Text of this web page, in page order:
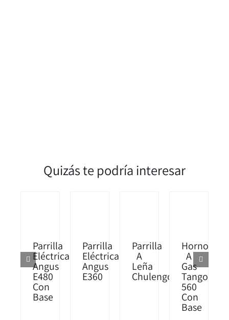
Quizás te podría interesar
Parrilla
Eléctrica
Angus
E480
Con
Base
Parrilla
Eléctrica
Angus
E360
Parrilla
A
Leña
Chulengo
Horno
A
Gas
Tango
560
Con
Base